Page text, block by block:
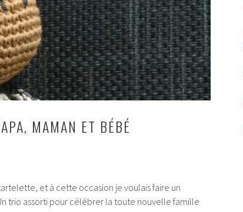
MAMAN ET BÉBÉ
et à cette occasion je voulais faire un
trio assorti pour célébrer la toute nouvelle famille